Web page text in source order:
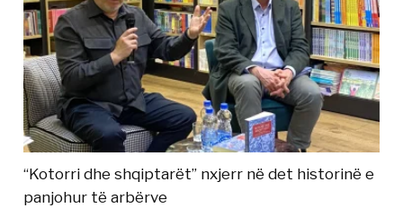
“Kotorri dhe shqiptarët” nxjerr në det historinë e
panjohur të arbërve